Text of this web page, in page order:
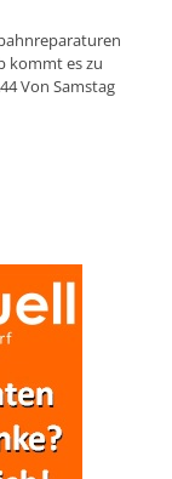
kommt es zu
Von Samstag